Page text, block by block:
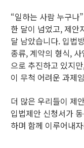
“일하는 사람 누구나
한 달이 넘었고, 제안
달 남았습니다. 입법
종류, 계약의 형식,
으로 추진하고 있지
이 무척 어려운 과제
더 많은 우리들이 제
입법제안 신청서가
하며 함께 이루어내